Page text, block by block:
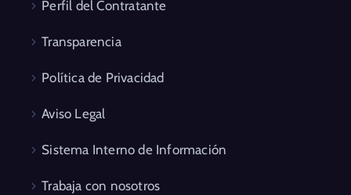
Perfil del Contratante
Transparencia
Política de Privacidad
Aviso Legal
Sistema Interno de Información
Trabaja con nosotros